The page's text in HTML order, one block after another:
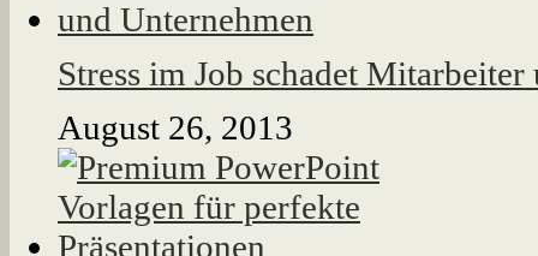
Stress im Job schadet
August 26, 2013